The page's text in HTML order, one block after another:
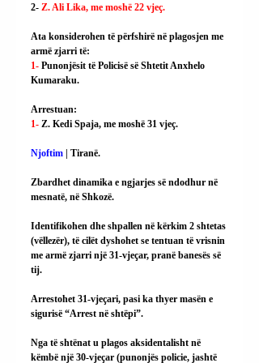
2- Z. Ali Lika, me moshë 22 vjeç.
Ata konsiderohen të përfshirë në plagosjen me
armë zjarri të:
1- Punonjësit të Policisë së Shtetit Anxhelo
Kumaraku.
Arrestuan:
1- Z. Kedi Spaja, me moshë 31 vjeç.
Njoftim | Tiranë.
Zbardhet dinamika e ngjarjes së ndodhur në
mesnatë, në Shkozë.
Identifikohen dhe shpallen në kërkim 2 shtetas
(vëllezër), të cilët dyshohet se tentuan të vrisnin
me armë zjarri një 31-vjeçar, pranë banesës së
tij.
Arrestohet 31-vjeçari, pasi ka thyer masën e
sigurisë “Arrest në shtëpi”.
Nga të shtënat u plagos aksidentalisht në
këmbë një 30-vjeçar (punonjës policie, jashtë